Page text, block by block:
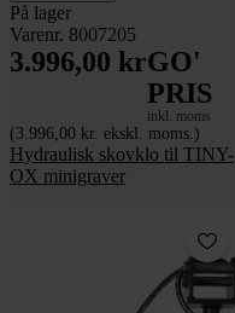
På lager
Varenr. 8007205
3.996,00 krGO'
PRIS
inkl. moms
(3.996,00 kr. ekskl. moms.)
Hydraulisk skovklo til TINY-
OX minigraver